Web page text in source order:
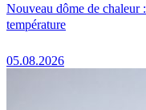
Nouveau dôme de chaleur
température
05.08.2026